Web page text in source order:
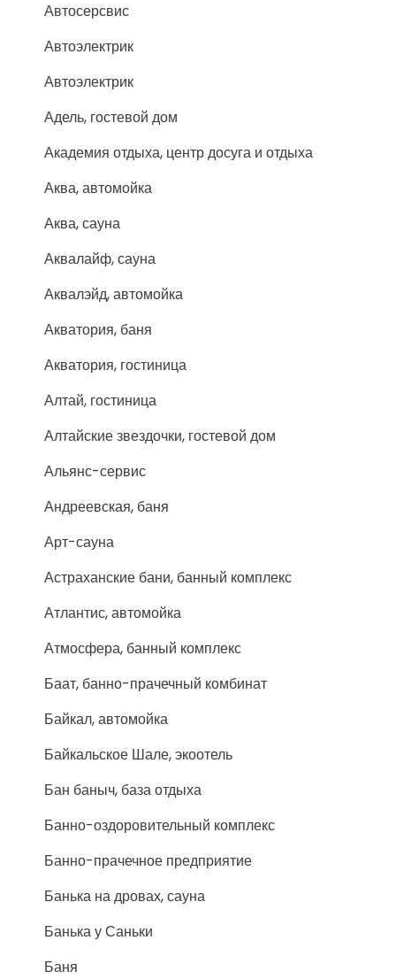
Автосерсвис
Автоэлектрик
Автоэлектрик
Адель, гостевой дом
Академия отдыха, центр досуга и отдыха
Аква, автомойка
Аква, сауна
Аквалайф, сауна
Аквалэйд, автомойка
Акватория, баня
Акватория, гостиница
Алтай, гостиница
Алтайские звездочки, гостевой дом
Альянс-сервис
Андреевская, баня
Арт-сауна
Астраханские бани, банный комплекс
Атлантис, автомойка
Атмосфера, банный комплекс
Баат, банно-прачечный комбинат
Байкал, автомойка
Байкальское Шале, экоотель
Бан баныч, база отдыха
Банно-оздоровительный комплекс
Банно-прачечное предприятие
Банька на дровах, сауна
Банька у Саньки
Баня